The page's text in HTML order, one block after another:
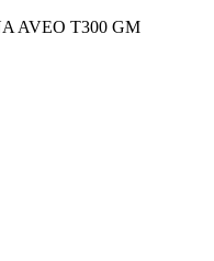
AVEO T300 GM